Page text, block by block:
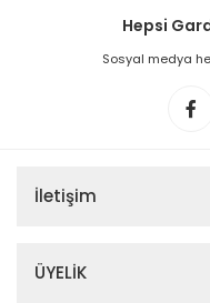
Hepsi
Sosyal medya
İletişim
ÜYELİK